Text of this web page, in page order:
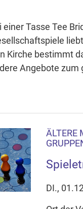
Tasse Tee
Kirche bestimmt
Angebote zum
ÄLTERE
DI.,